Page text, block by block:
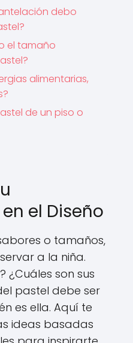
debo
el tamaño
alimentarias,
de un piso o
el Diseño
o tamaños,
a la niña.
¿Cuáles son sus
pastel debe ser
es ella. Aquí te
ideas basadas